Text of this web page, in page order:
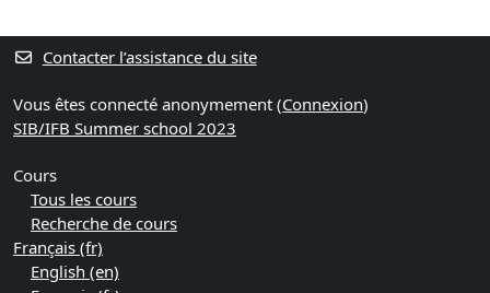
Contacter l’assistance du site
Vous êtes connecté anonymement (Connexion)
SIB/IFB Summer school 2023
Cours
Tous les cours
Recherche de cours
Français ‎(fr)‎
English ‎(en)‎